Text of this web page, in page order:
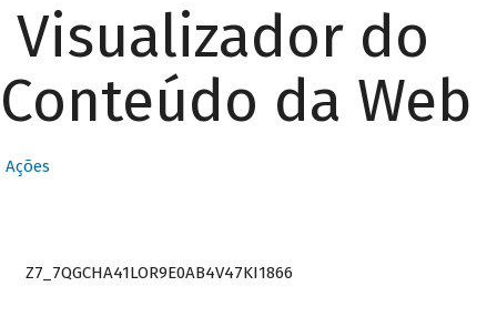
Visualizador do
Conteúdo da Web
Ações
Z7_7QGCHA41LOR9E0AB4V47KI1866